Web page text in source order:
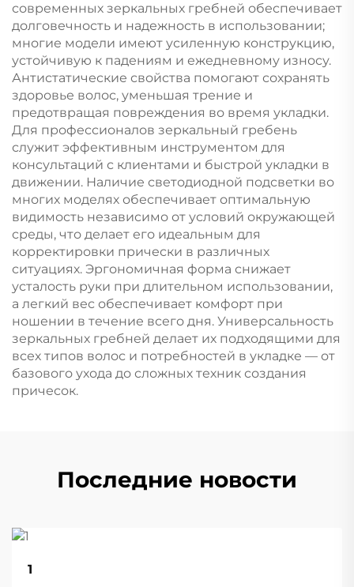
современных зеркальных гребней обеспечивает
долговечность и надежность в использовании;
многие модели имеют усиленную конструкцию,
устойчивую к падениям и ежедневному износу.
Антистатические свойства помогают сохранять
здоровье волос, уменьшая трение и
предотвращая повреждения во время укладки.
Для профессионалов зеркальный гребень
служит эффективным инструментом для
консультаций с клиентами и быстрой укладки в
движении. Наличие светодиодной подсветки во
многих моделях обеспечивает оптимальную
видимость независимо от условий окружающей
среды, что делает его идеальным для
корректировки прически в различных
ситуациях. Эргономичная форма снижает
усталость руки при длительном использовании,
а легкий вес обеспечивает комфорт при
ношении в течение всего дня. Универсальность
зеркальных гребней делает их подходящими для
всех типов волос и потребностей в укладке — от
базового ухода до сложных техник создания
причесок.
Последние новости
1